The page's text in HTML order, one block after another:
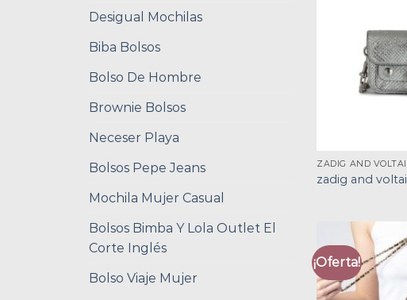
Desigual Mochilas
Biba Bolsos
Bolso De Hombre
Brownie Bolsos
Neceser Playa
Bolsos Pepe Jeans
Mochila Mujer Casual
Bolsos Bimba Y Lola Outlet El
Corte Inglés
Bolso Viaje Mujer
ZADIG AND
zadig and
¡Oferta!